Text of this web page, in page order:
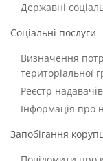
Державні
Соціальні послуги
Визначення
територіальної
Реєстр
Інформація про
Запобігання